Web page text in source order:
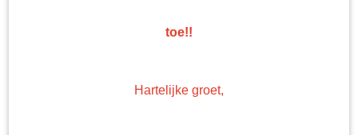
toe!!
Hartelijke groet,